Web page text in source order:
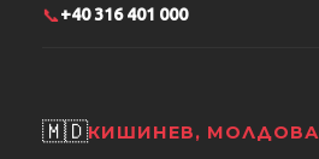
📞+40 316 401 000
🇲🇩КИШИНЕВ, МОЛДОВА